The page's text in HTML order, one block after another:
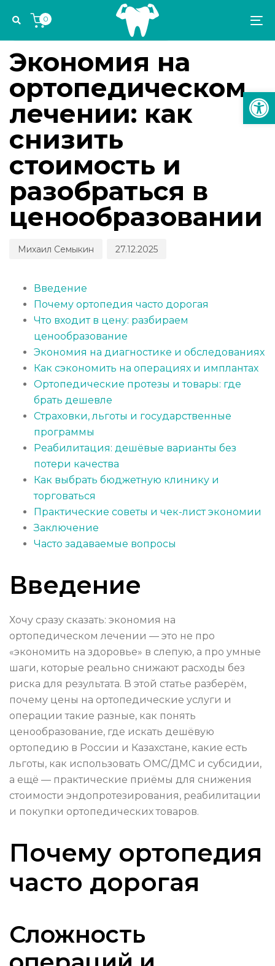
links
navigation
Skip
content
0
IN:
СТОМАТОЛОГИЧЕСКИЕ КАНИКУЛЫ
Экономия на
ортопедическом
лечении: как
снизить
стоимость и
разобраться в
ценообразовании
Михаил Семыкин
on:
27.12.2025
Введение
Почему ортопедия часто дорогая
Что входит в цену: разбираем
ценообразование
Экономия на диагностике и обследованиях
Как сэкономить на операциях и имплантах
Ортопедические протезы и товары: где
брать дешевле
Страховки, льготы и государственные
программы
Реабилитация: дешёвые варианты без
потери качества
Как выбрать бюджетную клинику и
торговаться
Практические советы и чек-лист экономии
Заключение
Часто задаваемые вопросы
Введение
Хочу сразу сказать: экономия на
ортопедическом лечении — это не про
«экономить на здоровье» в слепую, а про умные
шаги, которые реально снижают расходы без
риска для результата. В этой статье разберём,
почему цены на ортопедические услуги и
операции такие разные, как понять
ценообразование, где искать дешёвую
ортопедию в России и Казахстане, какие есть
льготы, как использовать ОМС/ДМС и субсидии,
а ещё — практические приёмы для снижения
стоимости эндопротезирования, реабилитации
и покупки ортопедических товаров.
Почему ортопедия
часто дорогая
Сложность